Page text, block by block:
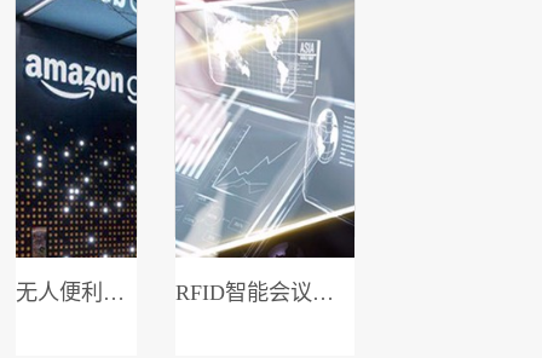
无人便利店系统 RFID智能会议签到系统